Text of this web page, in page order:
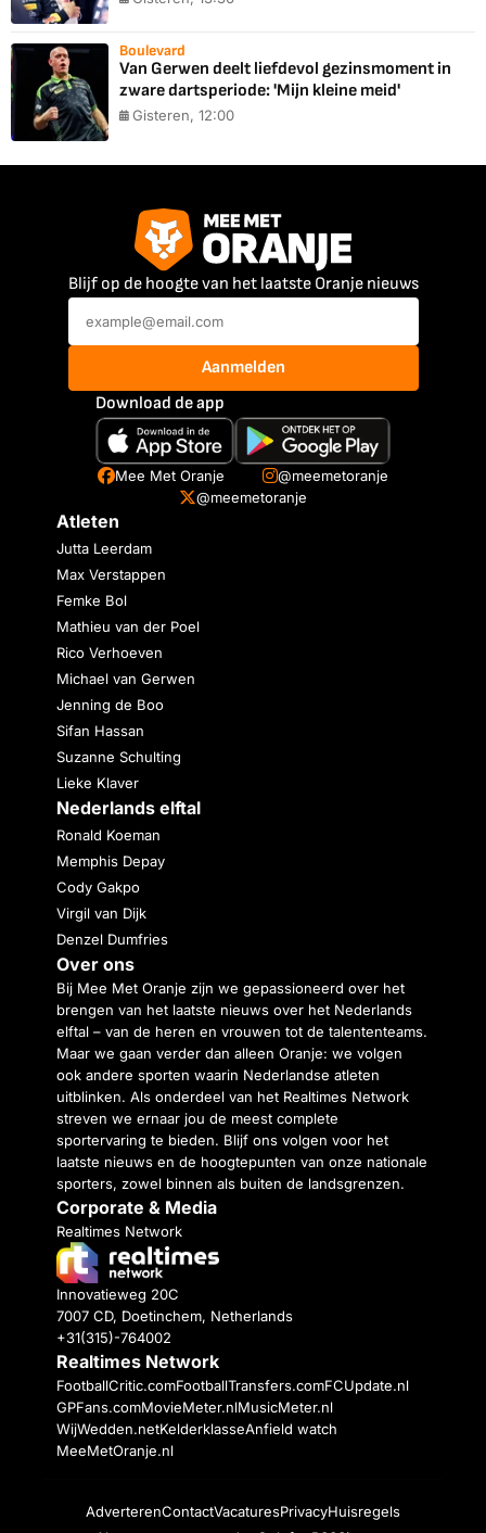
Boulevard
Van Gerwen deelt liefdevol gezinsmoment in
zware dartsperiode: 'Mijn kleine meid'
Gisteren, 12:00
Blijf op de hoogte van het laatste Oranje nieuws
Aanmelden
Download de app
Mee Met Oranje
@meemetoranje
@meemetoranje
Atleten
Jutta Leerdam
Max Verstappen
Femke Bol
Mathieu van der Poel
Rico Verhoeven
Michael van Gerwen
Jenning de Boo
Sifan Hassan
Suzanne Schulting
Lieke Klaver
Nederlands elftal
Ronald Koeman
Memphis Depay
Cody Gakpo
Virgil van Dijk
Denzel Dumfries
Over ons
Bij Mee Met Oranje zijn we gepassioneerd over het
brengen van het laatste nieuws over het Nederlands
elftal – van de heren en vrouwen tot de talententeams.
Maar we gaan verder dan alleen Oranje: we volgen
ook andere sporten waarin Nederlandse atleten
uitblinken. Als onderdeel van het Realtimes Network
streven we ernaar jou de meest complete
sportervaring te bieden. Blijf ons volgen voor het
laatste nieuws en de hoogtepunten van onze nationale
sporters, zowel binnen als buiten de landsgrenzen.
Corporate & Media
Realtimes Network
Innovatieweg 20C
7007 CD, Doetinchem, Netherlands
+31(315)-764002
Realtimes Network
FootballCritic.comFootballTransfers.comFCUpdate.nl
GPFans.comMovieMeter.nlMusicMeter.nl
WijWedden.netKelderklasseAnfield watch
MeeMetOranje.nl
AdverterenContactVacaturesPrivacyHuisregels